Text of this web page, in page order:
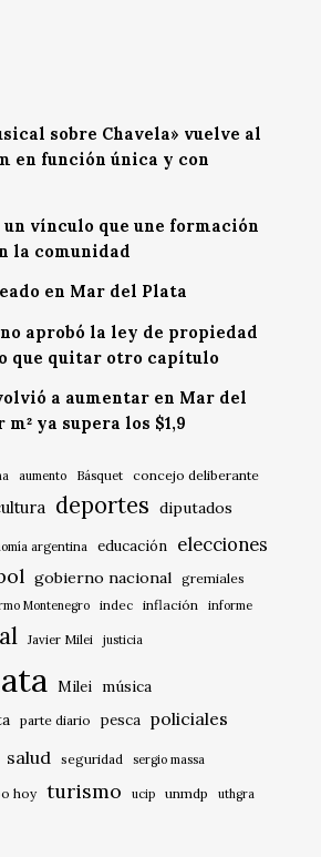
sobre Chavela» vuelve al
en función única y con
un vínculo que une formación
la comunidad
en Mar del Plata
aprobó la ley de propiedad
que quitar otro capítulo
a aumentar en Mar del
ya supera los $1,9
aumento Básquet concejo deliberante
deportes diputados
argentina educación elecciones
gobierno nacional gremiales
Montenegro indec inflación informe
Javier Milei justicia
Milei música
parte diario pesca policiales
salud seguridad sergio massa
hoy turismo ucip unmdp
uthgra